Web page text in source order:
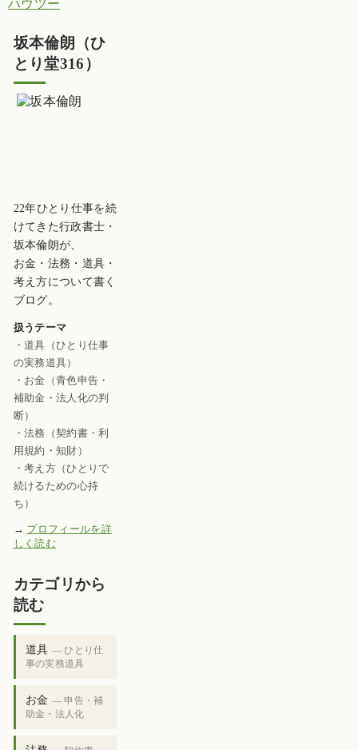
ハウツー
坂本倫朗（ひ
とり堂316）
22年ひとり仕事を続
けてきた行政書士・
坂本倫朗が、
お金・法務・道具・
考え方について書く
ブログ。
扱うテーマ
・道具（ひとり仕事
の実務道具）
・お金（青色申告・
補助金・法人化の判
断）
・法務（契約書・利
用規約・知財）
・考え方（ひとりで
続けるための心持
ち）
→ プロフィールを詳
しく読む
カテゴリから
読む
道具 — ひとり仕
事の実務道具
お金 — 申告・補
助金・法人化